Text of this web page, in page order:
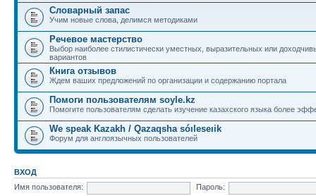
Словарный запас
Учим новые слова, делимся методиками
Речевое мастерство
Выбор наиболее стилистически уместных, выразительных или
вариантов
Книга отзывов
Ждем ваших предложений по организации и содержанию портала
Помоги пользователям soyle.kz
Помогите пользователям сделать изучение казахского языка более
We speak Kazakh / Qazaqsha sóıleseıik
Форум для англоязычных пользователей
ВХОД
Имя пользователя:
Пароль: